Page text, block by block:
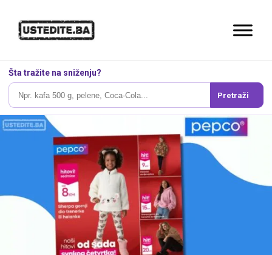
Šta tražite na sniženju?
Pretraži